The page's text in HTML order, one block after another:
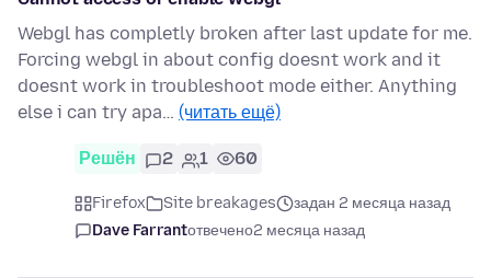
Webgl has completly broken after last update for me.
Forcing webgl in about config doesnt work and it
doesnt work in troubleshoot mode either. Anything
else i can try apa… (читать ещё)
Решён 2 1 60
Firefox Site breakages
задан 2 месяца назад
Dave Farrantотвечено2 месяца назад